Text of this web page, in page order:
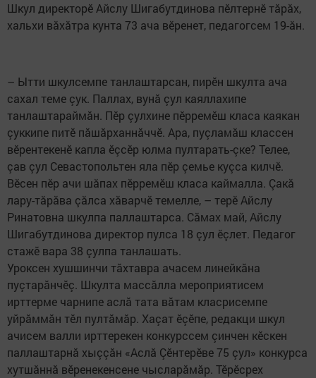
Шкул директорӗ Айслу Шигабутдинова пӗлтернӗ тăрăх,
хальхи вăхăтра кунта 73 ача вӗренет, педагогсем 19-ăн.
– Ытти шкулсемпе танлаштарсан, пирӗн шкулта ача
сахал теме çук. Паллах, вунă çул каяллахипе
танлаштараймăн. Пӗр çулхине пӗрремӗш класа каякан
çуккипе питӗ пăшăрханнăччӗ. Ара, пуçламăш классен
вӗрентекенӗ капла ӗçсӗр юлма пултарать-çке? Телее,
çав çул Севастопольтен яла пӗр çемье куçса килчӗ.
Вӗсен пӗр ачи шăпах пӗрремӗш класа каймалла. Çакă
лару-тăрăва çăлса хăварчӗ темелле, – терӗ Айслу
Ринатовна шкулпа паллаштарса. Сăмах май, Айслу
Шигабутдинова директор пулса 18 çул ӗçлет. Педагог
стажӗ вара 38 çулпа танлашать. ​
Уроксен хушшинчи тăхтавра ачасем линейкăна
пуçтарăнчӗç. Шкулта массăлла мероприятисем
ирттерме чарнипе аслă тата вăтам класрисемпе
уйрăммăн тӗл пултăмăр. Хаçат ӗçӗпе, редакци шкул
ачисем валли ирттерекен конкурссем çинчен кӗскен
паллаштарнă хыççăн «Аслă Çӗнтерӗве 75 çул» конкурса
хутшăннă вӗренекенсене чысларăмăр. Тӗрӗсрех